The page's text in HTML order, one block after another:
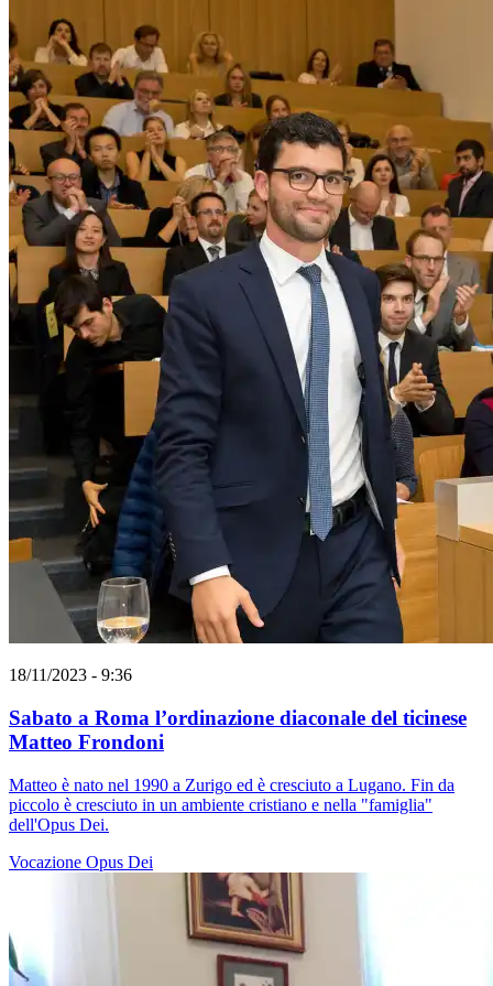
18/11/2023 - 9:36
Sabato a Roma l’ordinazione diaconale del ticinese
Matteo Frondoni
Matteo è nato nel 1990 a Zurigo ed è cresciuto a Lugano. Fin da
piccolo è cresciuto in un ambiente cristiano e nella "famiglia"
dell'Opus Dei.
Vocazione Opus Dei